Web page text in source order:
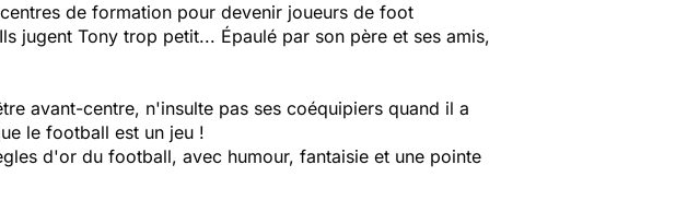
de formation pour devenir joueurs de foot
jugent Tony trop petit... Épaulé par son père et ses amis,
avant-centre, n'insulte pas ses coéquipiers quand il a
le football est un jeu !
d'or du football, avec humour, fantaisie et une pointe